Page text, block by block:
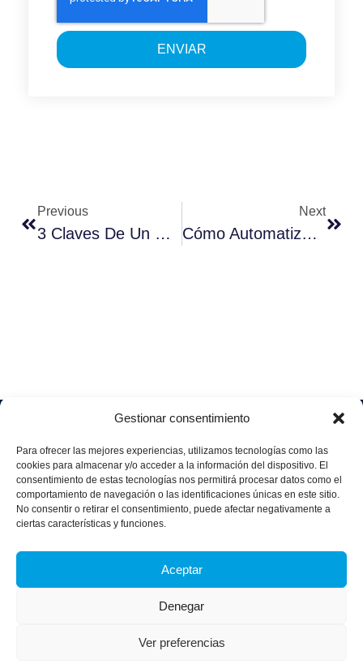
Gestionar consentimiento
Para ofrecer las mejores experiencias, utilizamos tecnologías como las
cookies para almacenar y/o acceder a la información del dispositivo. El
consentimiento de estas tecnologías nos permitirá procesar datos como el
comportamiento de navegación o las identificaciones únicas en este sitio.
No consentir o retirar el consentimiento, puede afectar negativamente a
ciertas características y funciones.
Aceptar
Denegar
Ver preferencias
ENVIAR
Previous
3 Claves De Un Software De Gestión Nóminas
Next
Cómo Automatizar El Marketing Para Personalizar Experiencias
Soluciones
Data
Industria
4.0
Industrial
Retail
Health &
Services
Travel &
Quiénes
Únete
a
aggity
Contacto
legal
Política
de
Privacid
ad
de
Política